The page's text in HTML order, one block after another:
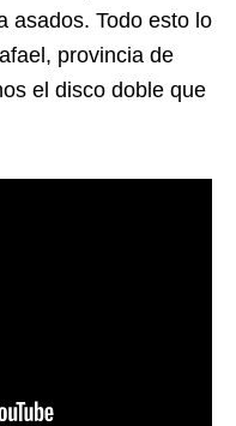
asados. Todo esto lo
provincia de
el disco doble que